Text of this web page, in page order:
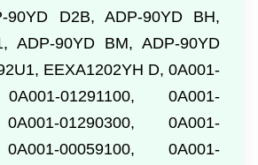
90YD D2B, ADP-90YD BH,
ADP-90YD BM, ADP-90YD
EEXA1202YH D, 0A001-
01291100, 0A001-
01290300, 0A001-
00059100, 0A001-